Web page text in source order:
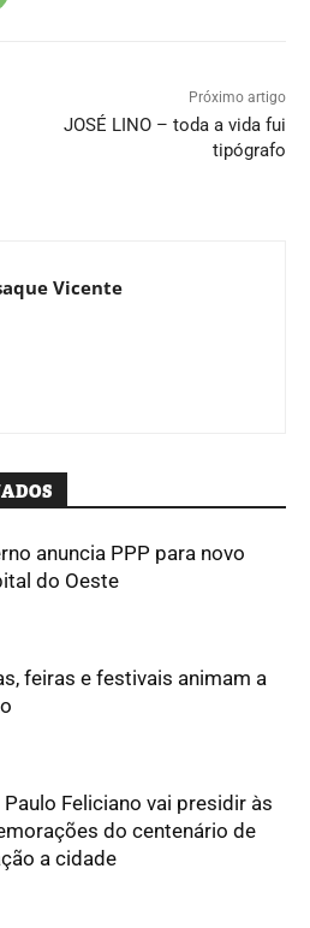
Próximo artigo
JOSÉ LINO – toda a vida fui
tipógrafo
Vicente
anuncia PPP para novo
do Oeste
feiras e festivais animam a
Feliciano vai presidir às
do centenário de
a cidade